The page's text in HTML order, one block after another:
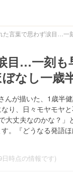
た言葉で思わず涙目…一
目…一刻も
なし一歳
が描いた、1歳半
り、日々モヤモヤ
丈夫なのかな？」
。『どうなる発語
日時点の情報です)